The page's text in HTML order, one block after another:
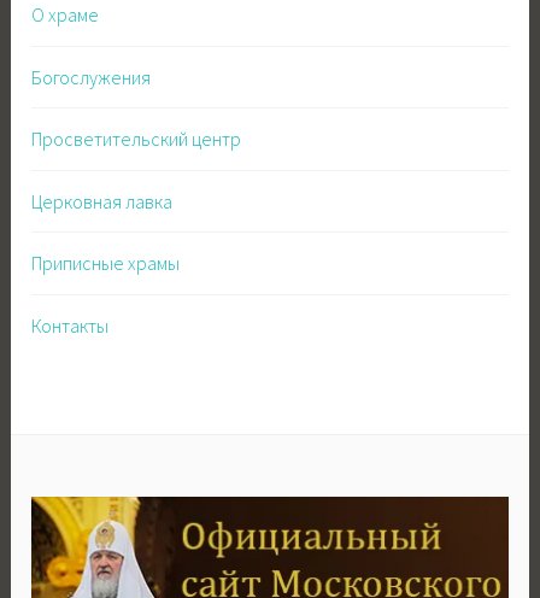
О храме
Богослужения
Просветительский центр
Церковная лавка
Приписные храмы
Контакты